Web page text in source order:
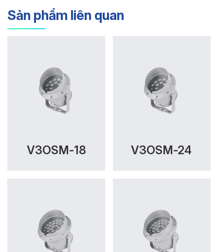
Sản phẩm liên quan
V3OSM-18 V3OSM-24